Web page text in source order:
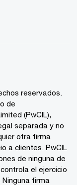
reservados.
de
(PwCIL),
separada y no
otra firma
a clientes. PwCIL
de ninguna de
el ejercicio
firma